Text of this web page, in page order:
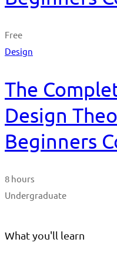
Free
Design
The
Design
Beginners
8 hours
Undergraduate
What you'll learn